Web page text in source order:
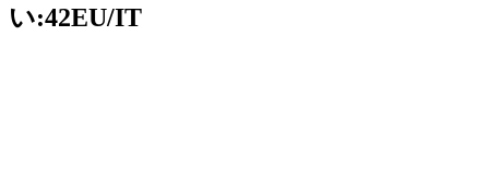
い:42EU/IT